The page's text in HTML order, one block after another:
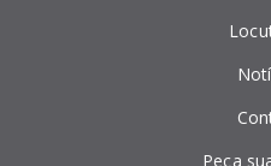
Peça